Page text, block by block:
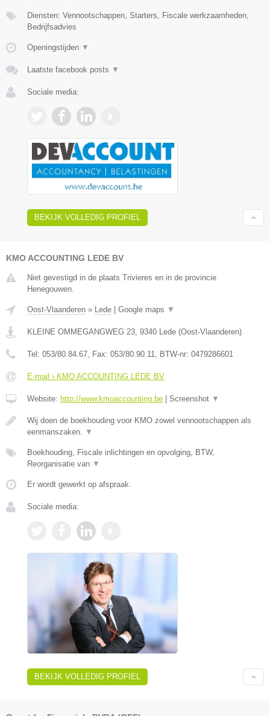
Diensten: Vennootschappen, Starters, Fiscale werkzaamheden,
Bedrijfsadvies
Openingstijden ▼
Laatste facebook posts ▼
Sociale media:
BEKIJK VOLLEDIG PROFIEL
KMO ACCOUNTING LEDE BV
Niet gevestigd in de plaats Trivieres en in de provincie
Henegouwen.
Oost-Vlaanderen » Lede Google maps ▼
KLEINE OMMEGANGWEG 23 9340 Lede (Oost-Vlaanderen)
Tel: 053/80.84.67 , Fax: 053/80.90.11 , BTW-nr: 0479286601
E-mail › KMO ACCOUNTING LEDE BV
Website: http://www.kmoaccounting.be Screenshot ▼
Wij doen de boekhouding voor KMO zowel vennootschappen als
eenmanszaken.
▼
Boekhouding, Fiscale inlichtingen en opvolging, BTW,
Reorganisatie van ▼
Er wordt gewerkt op afspraak.
Sociale media:
BEKIJK VOLLEDIG PROFIEL